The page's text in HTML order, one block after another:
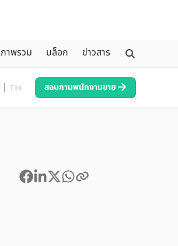
TH สอบถามพนักงานขาย
ภาพรวม บล็อก ข่าวสาร